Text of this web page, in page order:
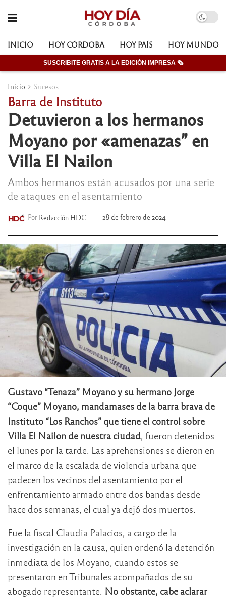
INICIO HOY CÓRDOBA HOY PAÍS HOY MUNDO
SUSCRIBITE GRATIS A LA EDICIÓN IMPRESA 🗞
Inicio Sucesos
Barra de Instituto
Detuvieron a los hermanos
Moyano por «amenazas” en
Villa El Nailon
Ambos hermanos están acusados por una serie
de ataques en el asentamiento
Por Redacción HDC 28 de febrero de 2024
Gustavo “Tenaza” Moyano y su hermano Jorge
“Coque” Moyano, mandamases de la barra brava de
Instituto “Los Ranchos” que tiene el control sobre
Villa El Nailon de nuestra ciudad, fueron detenidos
el lunes por la tarde. Las aprehensiones se dieron en
el marco de la escalada de violencia urbana que
padecen los vecinos del asentamiento por el
enfrentamiento armado entre dos bandas desde
hace dos semanas, el cual ya dejó dos muertos.
Fue la fiscal Claudia Palacios, a cargo de la
investigación en la causa, quien ordenó la detención
inmediata de los Moyano, cuando estos se
presentaron en Tribunales acompañados de su
abogado representante. No obstante, cabe aclarar